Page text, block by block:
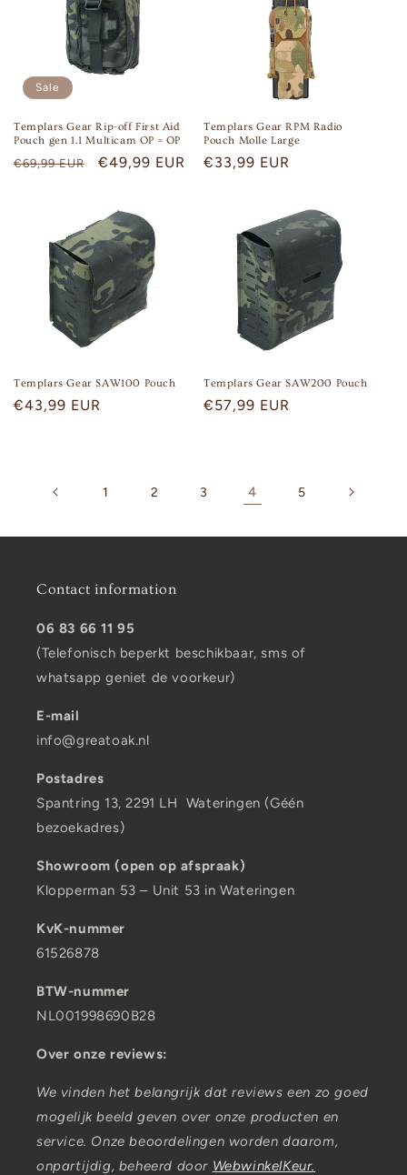
Sale
Templars Gear Rip-off First Aid
Pouch gen 1.1 Multicam OP = OP
Regular
€69,99 EUR
Sale
€49,99 EUR
Templars Gear RPM Radio
Pouch Molle Large
Regular
€33,99 EUR
Templars Gear SAW100 Pouch
Regular
€43,99 EUR
Templars Gear SAW200 Pouch
Regular
€57,99 EUR
1 2 3 4 5
Contact information
06 83 66 11 95
(Telefonisch beperkt beschikbaar, sms of
whatsapp geniet de voorkeur)
E-mail
info@greatoak.nl
Postadres
Spantring 13, 2291 LH Wateringen (Géén
bezoekadres)
Showroom (open op afspraak)
Klopperman 53 – Unit 53 in Wateringen
KvK-nummer
61526878
BTW-nummer
NL001998690B28
Over onze reviews:
We vinden het belangrijk dat reviews een zo goed
mogelijk beeld geven over onze producten en
service. Onze beoordelingen worden daarom,
onpartijdig, beheerd door WebwinkelKeur.